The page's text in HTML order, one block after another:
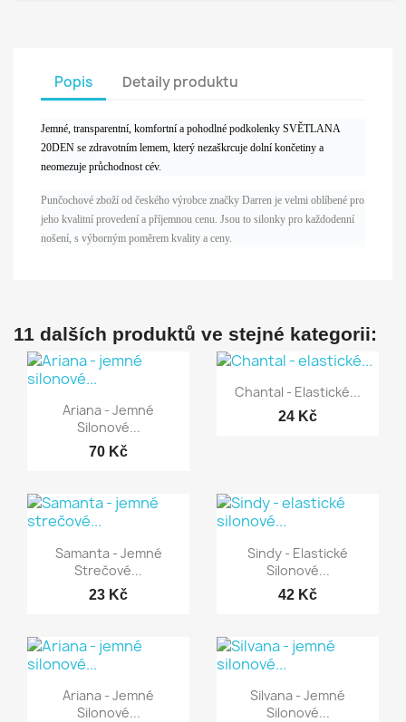
Popis Detaily produktu
Jemné, transparentní, komfortní a pohodlné podkolenky SVĚTLANA
20DEN se zdravotním lemem, který nezaškrcuje dolní končetiny a
neomezuje průchodnost cév.
Punčochové zboží od českého výrobce značky Darren je velmi oblíbené pro
jeho kvalitní provedení a příjemnou cenu. Jsou to silonky pro každodenní
nošení, s výborným poměrem kvality a ceny.
11 dalších produktů ve stejné kategorii:
Rychlý náhled
Ariana - Jemné
Silonové...
70 Kč
Rychlý náhled
Chantal - Elastické...
24 Kč
Rychlý náhled
Samanta - Jemné
Strečové...
23 Kč
Rychlý náhled
Sindy - Elastické
Silonové...
42 Kč
Rychlý náhled
Ariana - Jemné
Silonové...
Rychlý náhled
Silvana - Jemné
Silonové...